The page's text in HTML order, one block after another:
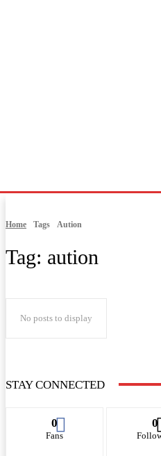
Home Tags Aution
Tag: aution
No posts to display
STAY CONNECTED
0
Fans
0